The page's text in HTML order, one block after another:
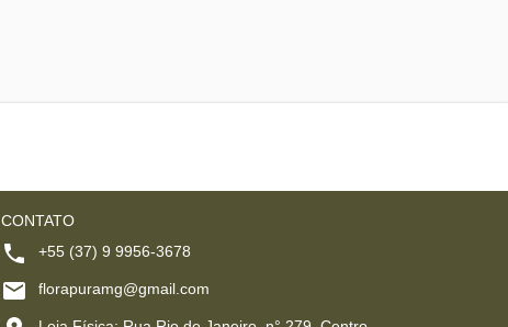
CONTATO
+55 (37) 9 9956-3678
florapuramg@gmail.com